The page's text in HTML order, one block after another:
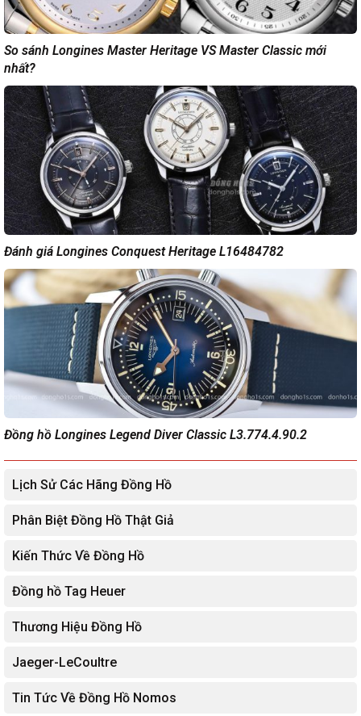
Lịch Sử Các Hãng Đồng Hồ
Phân Biệt Đồng Hồ Thật Giả
Kiến Thức Về Đồng Hồ
Đồng hồ Tag Heuer
Thương Hiệu Đồng Hồ
Jaeger-LeCoultre
Tin Tức Về Đồng Hồ Nomos
So sánh Longines Master Heritage VS Master Classic mới
nhất?
Đánh giá Longines Conquest Heritage L16484782
Đồng hồ Longines Legend Diver Classic L3.774.4.90.2